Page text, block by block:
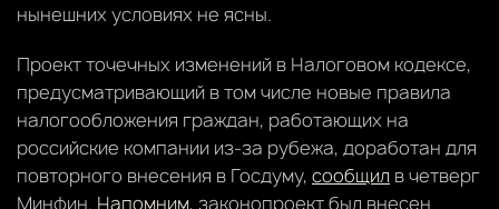
нынешних условиях не ясны.
Проект точечных изменений в Налоговом кодексе,
предусматривающий в том числе новые правила
налогообложения граждан, работающих на
российские компании из-за рубежа, доработан для
повторного внесения в Госдуму, сообщил в четверг
Минфин. Напомним, законопроект был внесен